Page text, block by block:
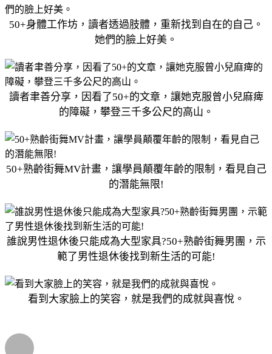
50+身體工作坊，讀者透過肢體，重新找到自在的自己。
她們的臉上好美。
讀者聿善分享，因看了50+的文章，讓她克服曾小兒麻痺
的障礙，攀登三千多公尺的高山。
50+熟齡街舞MV計畫，讓學員顛覆年齡的限制，看見自己
的潛能無限!
誰說男性退休後只能成為大型家具?50+熟齡街舞男團，示
範了男性退休後找到新生活的可能!
看到大家臉上的笑容，就是我們的成就與喜悅。